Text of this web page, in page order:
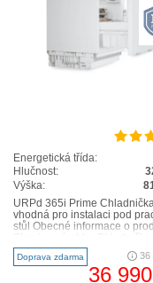
Energetická třída:
Hlučnost:
Výška:
URPd 365i Prime
vhodná pro instalaci pod
stůl Obecné informace o
vhodná pro instalaci p..
Doprava zdarma 36
36